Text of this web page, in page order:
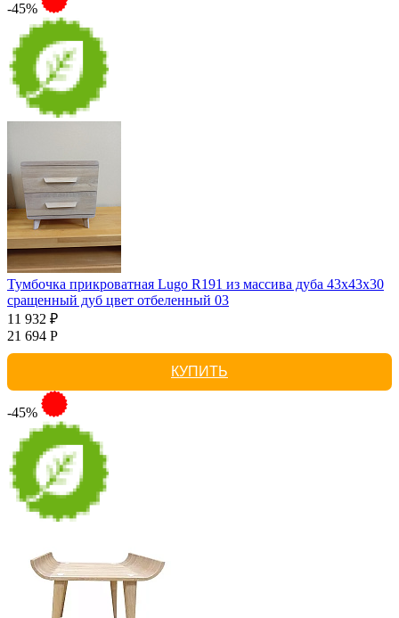
-45%
Тумбочка прикроватная Lugo R191 из массива дуба 43х43х30
сращенный дуб цвет отбеленный 03
11 932 ₽
21 694 Р
КУПИТЬ
-45%